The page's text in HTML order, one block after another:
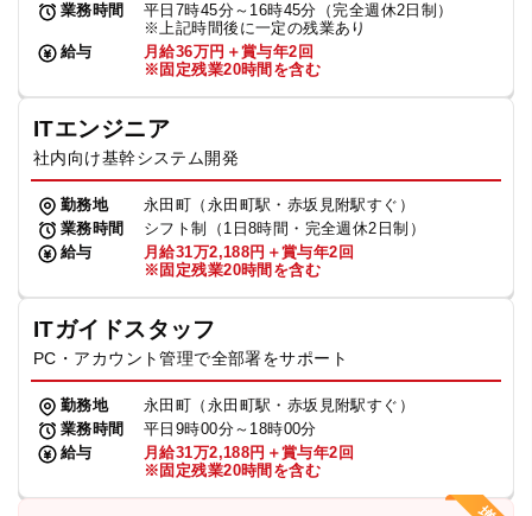
業務時間
平日7時45分～16時45分（完全週休2日制）
※上記時間後に一定の残業あり
給与
月給36万円＋賞与年2回
※固定残業20時間を含む
ITエンジニア
社内向け基幹システム開発
勤務地
永田町（永田町駅・赤坂見附駅すぐ）
業務時間
シフト制（1日8時間・完全週休2日制）
給与
月給31万2,188円＋賞与年2回
※固定残業20時間を含む
ITガイドスタッフ
PC・アカウント管理で全部署をサポート
勤務地
永田町（永田町駅・赤坂見附駅すぐ）
業務時間
平日9時00分～18時00分
給与
月給31万2,188円＋賞与年2回
※固定残業20時間を含む